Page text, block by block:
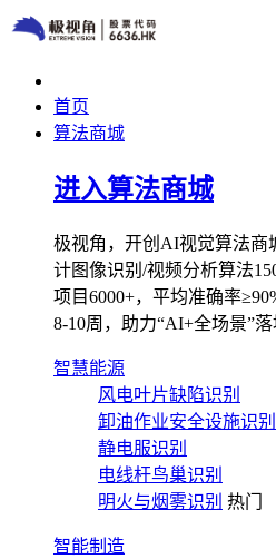
首页
算法商城
进入算法商城
极视角，开创AI视觉算法商
计图像识别/视频分析算法
项目6000+，平均准确率
8-10周，助力“AI+全场景”
智慧能源
风电叶片缺陷识别
卸油作业安全设施识别
静电服识别
电线杆鸟巢识别
明火与烟雾识别 热门
智能制造